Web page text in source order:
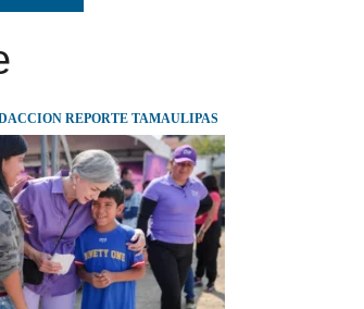
| 💧🚰 ¡AGUA PARA LA COMUNIDAD!
| TAMAULIPAS TE INVITA A DESCUBRIR EL ENCANTO
REPORTE TAMAULIPAS